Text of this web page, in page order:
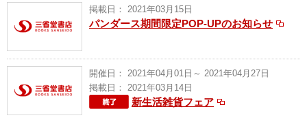
掲載日： 2021年03月15日
パンダース期間限定POP-UPのお知らせ
開催日： 2021年04月01日～ 2021年04月27日
掲載日： 2021年03月14日
新生活雑貨フェア